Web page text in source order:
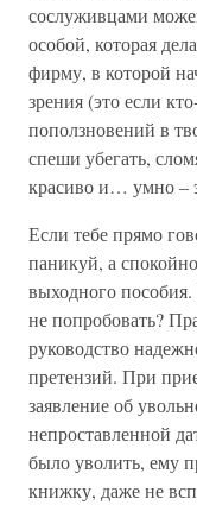
сослуживцами
особой, которая
фирму, в которой
зрения (это если
поползновений в
спеши убегать,
красиво и… умно –
Если тебе прямо
паникуй, а
выходного
не попробовать?
руководство
претензий. При
заявление об
непроставленной
было уволить, ему
книжку, даже не